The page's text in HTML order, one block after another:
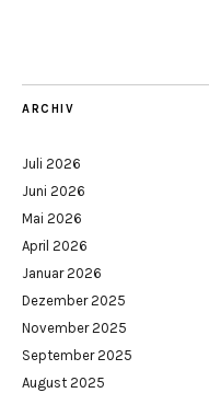
ARCHIV
Juli 2026
Juni 2026
Mai 2026
April 2026
Januar 2026
Dezember 2025
November 2025
September 2025
August 2025